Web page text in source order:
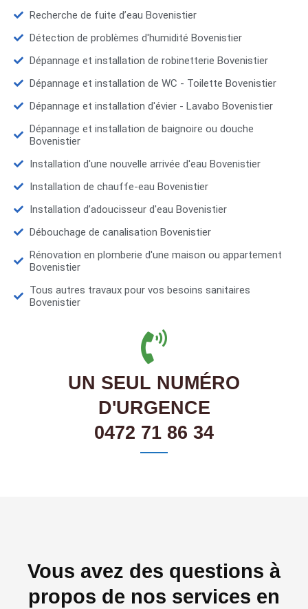
Recherche de fuite d’eau Bovenistier
Détection de problèmes d'humidité Bovenistier
Dépannage et installation de robinetterie Bovenistier
Dépannage et installation de WC - Toilette Bovenistier
Dépannage et installation d'évier - Lavabo Bovenistier
Dépannage et installation de baignoire ou douche
Bovenistier
Installation d'une nouvelle arrivée d'eau Bovenistier
Installation de chauffe-eau Bovenistier
Installation d’adoucisseur d'eau Bovenistier
Débouchage de canalisation Bovenistier
Rénovation en plomberie d'une maison ou appartement
Bovenistier
Tous autres travaux pour vos besoins sanitaires
Bovenistier
UN SEUL NUMÉRO
D'URGENCE
0472 71 86 34
Vous avez des questions à
propos de nos services en